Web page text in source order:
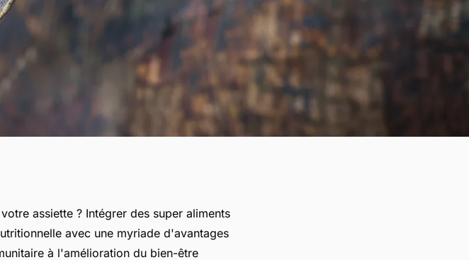
assiette ? Intégrer des super aliments
avec une myriade d'avantages
à l'amélioration du bien-être